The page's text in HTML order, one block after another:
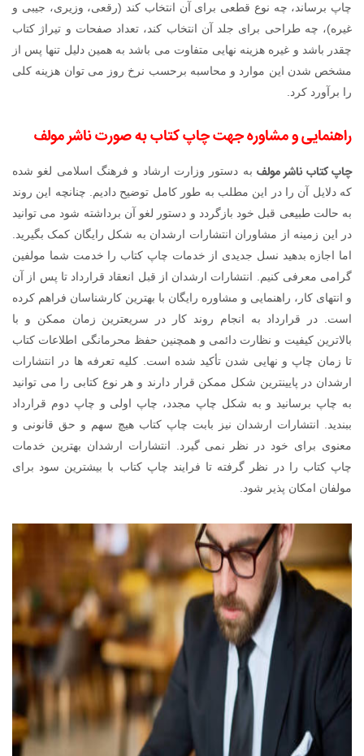
چاپ برساند، چه نوع قطعی برای آن انتخاب کند (رقعی، وزیری، جیبی و
غیره)، چه طراحی برای جلد آن انتخاب کند، تعداد صفحات و تیراژ کتاب
چقدر باشد و غیره هزینه نهایی متفاوت می باشد به همین دلیل تنها پس از
مشخص شدن این موارد و محاسبه برحسب نرخ روز می توان هزینه کلی
را برآورد کرد.
راهنمایی و مشاوره جهت چاپ کتاب به صورت ناشر مولف
چاپ کتاب ناشر مولف به دستور وزارت ارشاد و فرهنگ اسلامی لغو شده
که دلایل آن را در این مطلب به طور کامل توضیح دادیم. چنانچه این روند
به حالت طبیعی قبل خود بازگردد و دستور لغو آن برداشته شود می توانید
در این زمینه از مشاوران انتشارات ارشدان به شکل رایگان کمک بگیرید.
اما اجازه بدهید نسل جدیدی از خدمات چاپ کتاب را خدمت شما مولفین
گرامی معرفی کنیم. انتشارات ارشدان از قبل انعقاد قرارداد تا پس از آن
و انتهای کار، راهنمایی و مشاوره رایگان با بهترین کارشناسان فراهم کرده
است. در قرارداد به انجام روند کار در سریعترین زمان ممکن و با
بالاترین کیفیت و نظارت دائمی و همچنین حفظ محرمانگی اطلاعات کتاب
تا زمان چاپ و نهایی شدن تأکید شده است. کلیه تعرفه ها در انتشارات
ارشدان در پایینترین شکل ممکن قرار دارند و هر نوع کتابی را می توانید
به چاپ برسانید و به شکل چاپ مجدد، چاپ اولی و چاپ دوم قرارداد
ببندید. انتشارات ارشدان نیز بابت چاپ کتاب هیچ سهم و حق قانونی و
معنوی برای خود در نظر نمی گیرد. انتشارات ارشدان بهترین خدمات
چاپ کتاب را در نظر گرفته تا فرایند چاپ کتاب با بیشترین سود برای
مولفان امکان پذیر شود.